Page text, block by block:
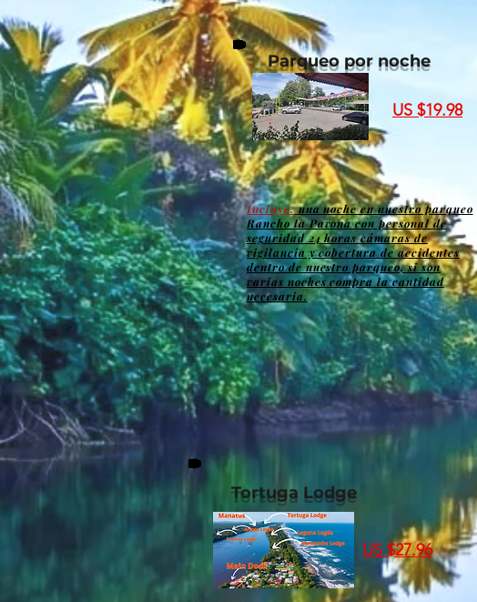
Parqueo por noche
US $19.98
Incluye:una noche en nuestro parqueo
Rancho la Pavona con personal de
seguridad 24 horas cámaras de
vigilancia y cobertura de accidentes
dentro de nuestro parqueo, si son
varias noches compra la cantidad
necesaria.
Tortuga Lodge
US $27.96